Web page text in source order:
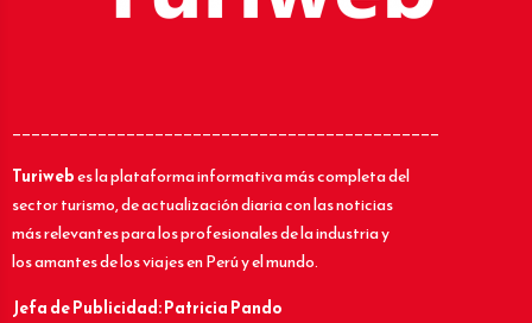
_____________________________________________
Turiwebes la plataforma informativa más completa del
sector turismo, de actualización diaria con las noticias
más relevantes para los profesionales de la industria y
los amantes de los viajes en Perú y el mundo.
Jefa de Publicidad: Patricia Pando